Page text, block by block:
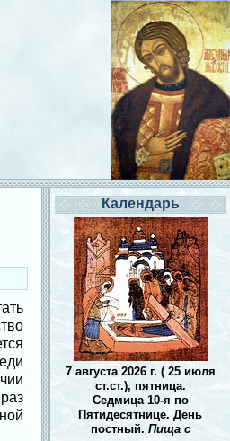
Календарь
7 августа 2026 г. ( 25 июля
ст.ст.), пятница.
Седмица 10-я по
Пятидесятнице. День
постный. Пища с